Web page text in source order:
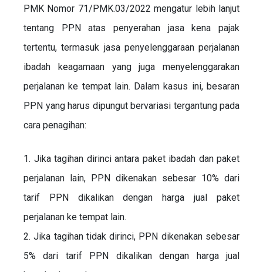
PMK Nomor 71/PMK.03/2022 mengatur lebih lanjut
tentang PPN atas penyerahan jasa kena pajak
tertentu, termasuk jasa penyelenggaraan perjalanan
ibadah keagamaan yang juga menyelenggarakan
perjalanan ke tempat lain. Dalam kasus ini, besaran
PPN yang harus dipungut bervariasi tergantung pada
cara penagihan:
1. Jika tagihan dirinci antara paket ibadah dan paket
perjalanan lain, PPN dikenakan sebesar 10% dari
tarif PPN dikalikan dengan harga jual paket
perjalanan ke tempat lain.
2. Jika tagihan tidak dirinci, PPN dikenakan sebesar
5% dari tarif PPN dikalikan dengan harga jual